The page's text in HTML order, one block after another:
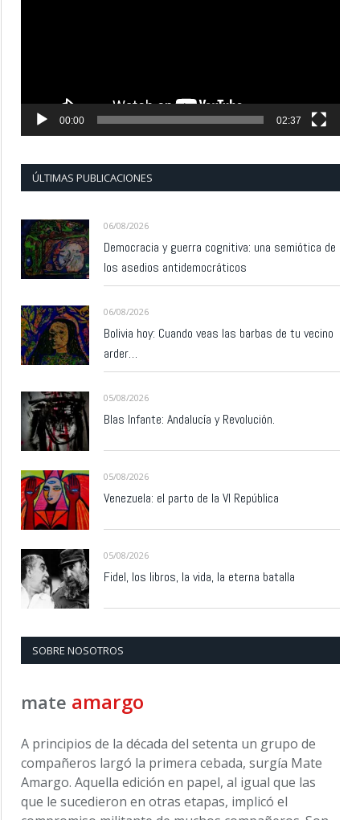
00:00 02:37
ÚLTIMAS PUBLICACIONES
06/08/2026
Democracia y guerra cognitiva: una semiótica de
los asedios antidemocráticos
06/08/2026
Bolivia hoy: Cuando veas las barbas de tu vecino
arder…
05/08/2026
Blas Infante: Andalucía y Revolución.
05/08/2026
Venezuela: el parto de la VI República
05/08/2026
Fidel, los libros, la vida, la eterna batalla
SOBRE NOSOTROS
mate amargo
A principios de la década del setenta un grupo de
compañeros largó la primera cebada, surgía Mate
Amargo. Aquella edición en papel, al igual que las
que le sucedieron en otras etapas, implicó el